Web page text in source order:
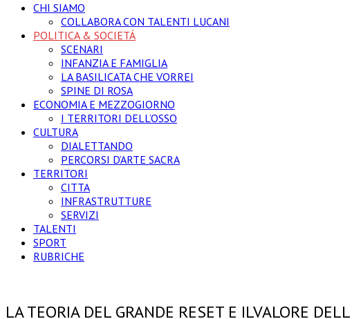
CHI SIAMO
COLLABORA CON TALENTI LUCANI
POLITICA & SOCIETÁ
SCENARI
INFANZIA E FAMIGLIA
LA BASILICATA CHE VORREI
SPINE DI ROSA
ECONOMIA E MEZZOGIORNO
I TERRITORI DELL’OSSO
CULTURA
DIALETTANDO
PERCORSI D’ARTE SACRA
TERRITORI
CITTA
INFRASTRUTTURE
SERVIZI
TALENTI
SPORT
RUBRICHE
LA TEORIA DEL GRANDE RESET E ILVALORE